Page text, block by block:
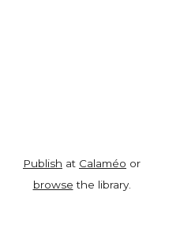
Publish at Calaméo or
browse the library.